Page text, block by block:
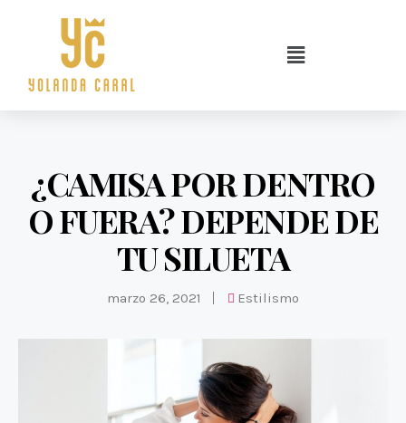
¿CAMISA POR DENTRO
O FUERA? DEPENDE DE
TU SILUETA
marzo 26, 2021 Estilismo